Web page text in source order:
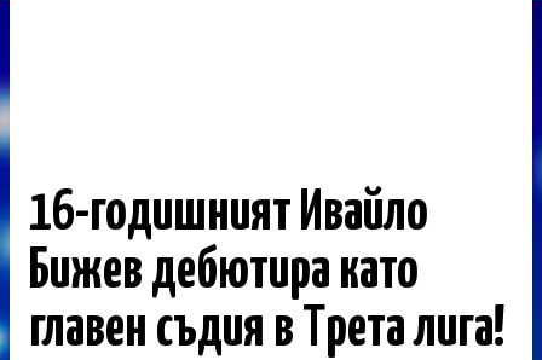
16-годишният Ивайло
Бижев дебютира като
главен съдия в Трета лига!